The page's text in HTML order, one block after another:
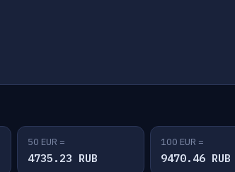
50 EUR =
4735.23 RUB
100 EUR =
9470.46 RUB